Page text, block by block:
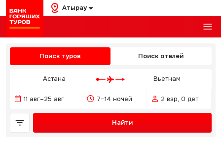
Атырау
Поиск туров Поиск отелей
Астана Вьетнам
11 авг–25 авг 7–14 ночей 2 взр, 0 дет
Найти